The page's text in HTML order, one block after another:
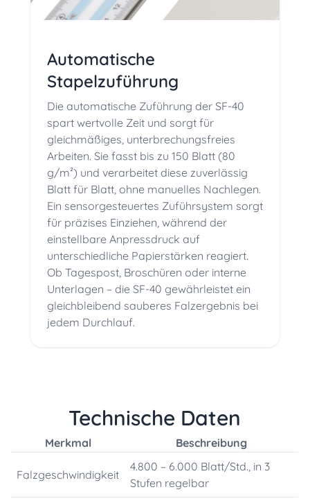
Automatische
Stapelzuführung
Die automatische Zuführung der SF-40
spart wertvolle Zeit und sorgt für
gleichmäßiges, unterbrechungsfreies
Arbeiten. Sie fasst bis zu 150 Blatt (80
g/m²) und verarbeitet diese zuverlässig
Blatt für Blatt, ohne manuelles Nachlegen.
Ein sensorgesteuertes Zuführsystem sorgt
für präzises Einziehen, während der
einstellbare Anpressdruck auf
unterschiedliche Papierstärken reagiert.
Ob Tagespost, Broschüren oder interne
Unterlagen – die SF-40 gewährleistet ein
gleichbleibend sauberes Falzergebnis bei
jedem Durchlauf.
Technische Daten
Merkmal Beschreibung
Falzgeschwindigkeit
4.800 – 6.000 Blatt/Std., in 3
Stufen regelbar